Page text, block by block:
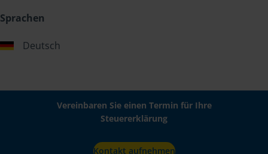
Sprachen
Deutsch
Vereinbaren Sie einen Termin für Ihre
Steuererklärung
Kontakt aufnehmen